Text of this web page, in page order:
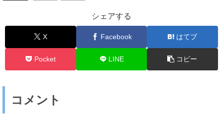
シェアする
X Facebook はてブ
Pocket LINE コピー
コメント